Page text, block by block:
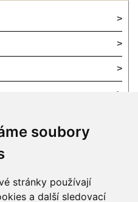
soubory
stránky používají
a další sledovací